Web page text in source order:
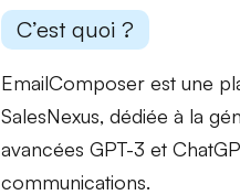
C’est quoi ?
EmailComposer est une
SalesNexus, dédiée à la
avancées GPT-3 et
communications.